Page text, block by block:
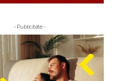
- Publicitate -